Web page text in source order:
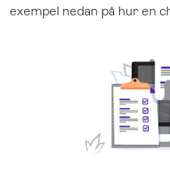
exempel nedan på hur en